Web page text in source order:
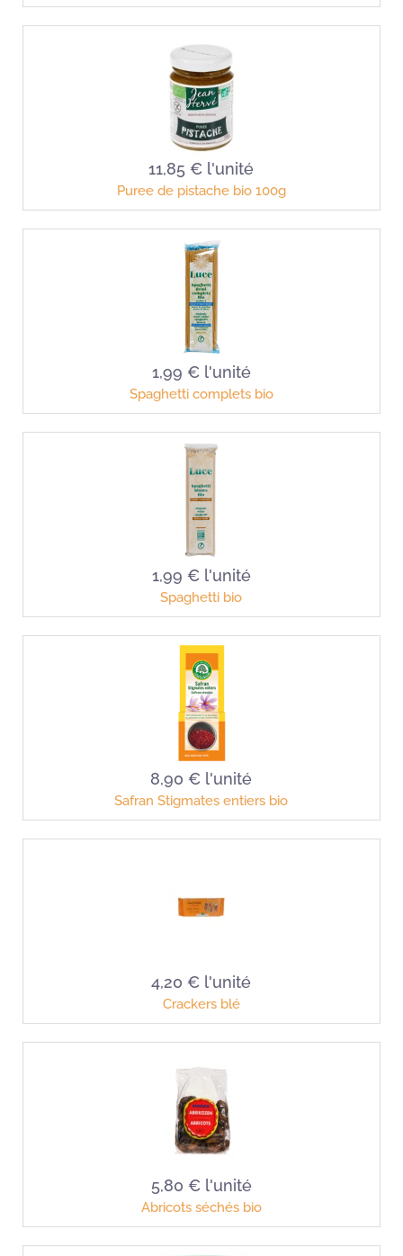
11,85 € l'unité
Puree de pistache bio 100g
1,99 € l'unité
Spaghetti complets bio
1,99 € l'unité
Spaghetti bio
8,90 € l'unité
Safran Stigmates entiers bio
4,20 € l'unité
Crackers blé
5,80 € l'unité
Abricots séchés bio